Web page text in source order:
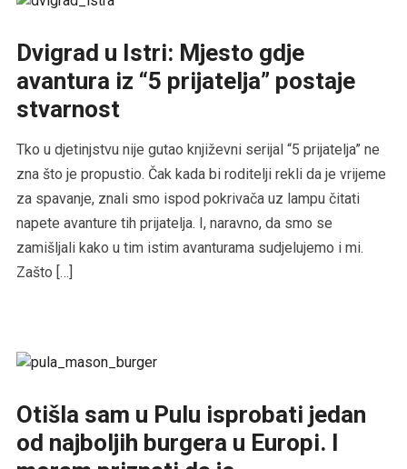
Dvigrad u Istri: Mjesto gdje
avantura iz “5 prijatelja” postaje
stvarnost
Tko u djetinjstvu nije gutao književni serijal “5 prijatelja” ne
zna što je propustio. Čak kada bi roditelji rekli da je vrijeme
za spavanje, znali smo ispod pokrivača uz lampu čitati
napete avanture tih prijatelja. I, naravno, da smo se
zamišljali kako u tim istim avanturama sudjelujemo i mi.
Zašto […]
Otišla sam u Pulu isprobati jedan
od najboljih burgera u Europi. I